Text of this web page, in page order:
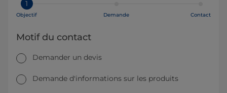
1
Objectif Demande Contact
Motif du contact
Demander un devis
Demande d'informations sur les produits